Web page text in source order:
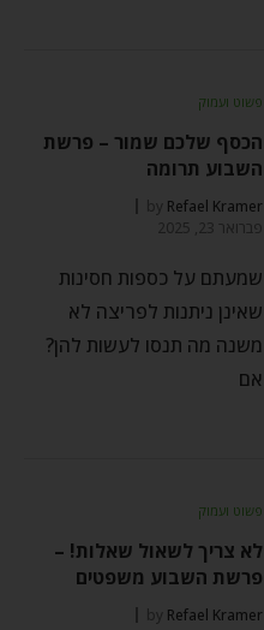
פשוט ועמוק
הכסף שלכם שמור – פרשת
השבוע תרומה
by Refael Kramer
פברואר 23, 2025
שמעתם על כספות חסינות
שאינן ניתנות לפריצה לא
משנה מה תנסו לעשות להן?
אם
פשוט ועמוק
לא צריך לשאול שאלות! –
פרשת השבוע משפטים
by Refael Kramer